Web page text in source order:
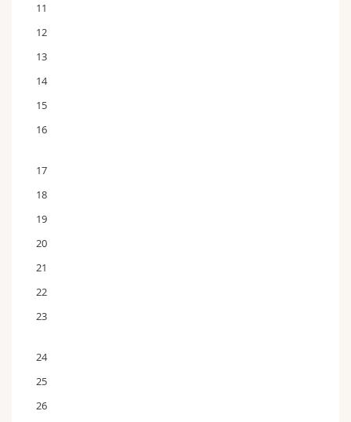
11
12
13
14
15
16
17
18
19
20
21
22
23
24
25
26